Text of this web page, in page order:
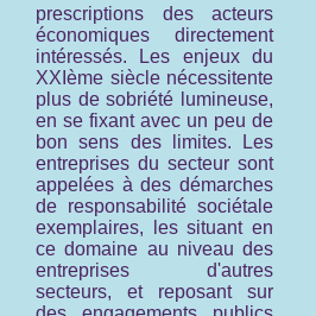
prescriptions des acteurs
économiques directement
intéressés. Les enjeux du
XXIème siècle nécessitente
plus de sobriété lumineuse,
en se fixant avec un peu de
bon sens des limites. Les
entreprises du secteur sont
appelées à des démarches
de responsabilité sociétale
exemplaires, les situant en
ce domaine au niveau des
entreprises d'autres
secteurs, et reposant sur